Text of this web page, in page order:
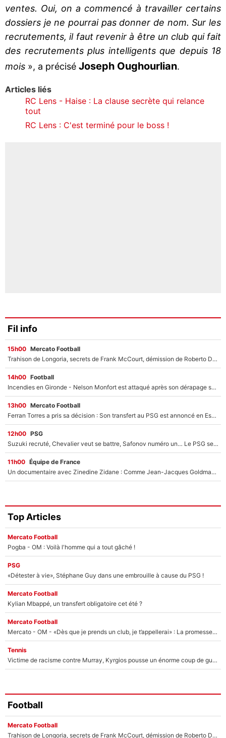
ventes. Oui, on a commencé à travailler certains
dossiers je ne pourrai pas donner de nom. Sur les
recrutements, il faut revenir à être un club qui fait
des recrutements plus intelligents que depuis 18
mois », a précisé Joseph Oughourlian.
Articles liés
RC Lens - Haise : La clause secrète qui relance
tout
RC Lens : C'est terminé pour le boss !
Fil info
15h00 Mercato Football
Trahison de Longoria, secrets de Frank McCourt, démission de Roberto De Zerbi : Medhi Benatia se lâche sur départ de l'OM et fait d'importantes révélations
14h00 Football
Incendies en Gironde - Nelson Monfort est attaqué après son dérapage sur CNews : «Et lui, il prend combien pour parler dans un studio climatisé?»
13h00 Mercato Football
Ferran Torres a pris sa décision : Son transfert au PSG est annoncé en Espagne !
12h00 PSG
Suzuki recruté, Chevalier veut se battre, Safonov numéro un… Le PSG se lance encore dans un gros chantier pour le poste de gardien de but
11h00 Équipe de France
Un documentaire avec Zinedine Zidane : Comme Jean-Jacques Goldman et Mylène Farmer, le nouveau sélectionneur de l'équipe de France a recalé une journaliste très connue
Top Articles
Mercato Football
Pogba - OM : Voilà l'homme qui a tout gâché !
PSG
«Détester à vie», Stéphane Guy dans une embrouille à cause du PSG !
Mercato Football
Kylian Mbappé, un transfert obligatoire cet été ?
Mercato Football
Mercato - OM - «Dès que je prends un club, je t’appellerai» : La promesse de Marcelino au moment de claquer la porte
Tennis
Victime de racisme contre Murray, Kyrgios pousse un énorme coup de gueule !
Football
Mercato Football
Trahison de Longoria, secrets de Frank McCourt, démission de Roberto De Zerbi : Medhi Benatia se lâche sur départ de l'OM et fait d'importantes révélations